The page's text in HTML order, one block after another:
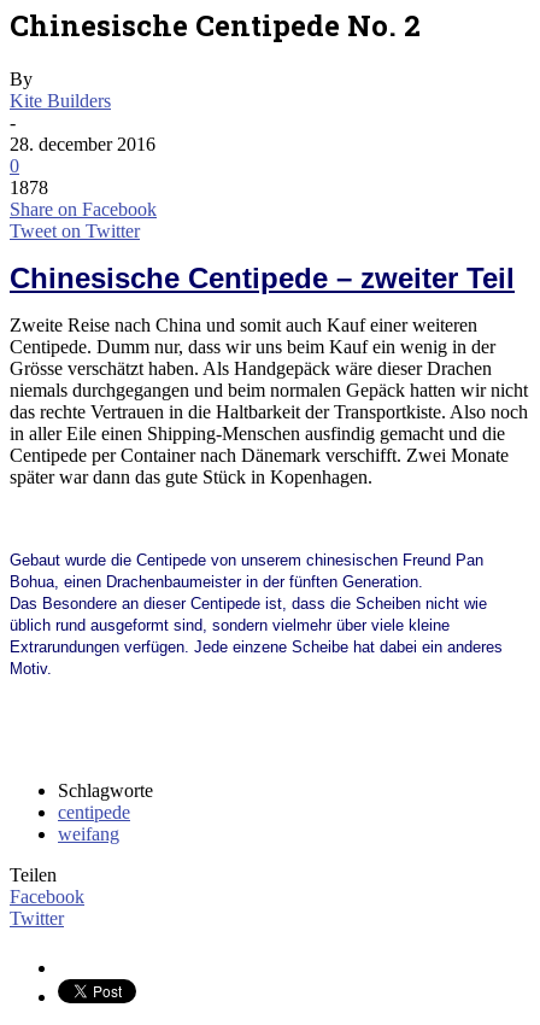
Chinesische Centipede No. 2
By
Kite Builders
-
28. december 2016
0
1878
Share on Facebook
Tweet on Twitter
Chinesische Centipede – zweiter Teil
Zweite Reise nach China und somit auch Kauf einer weiteren
Centipede. Dumm nur, dass wir uns beim Kauf ein wenig in der
Grösse verschätzt haben. Als Handgepäck wäre dieser Drachen
niemals durchgegangen und beim normalen Gepäck hatten wir nicht
das rechte Vertrauen in die Haltbarkeit der Transportkiste. Also noch
in aller Eile einen Shipping-Menschen ausfindig gemacht und die
Centipede per Container nach Dänemark verschifft. Zwei Monate
später war dann das gute Stück in Kopenhagen.
Gebaut wurde die Centipede von unserem chinesischen Freund Pan
Bohua, einen Drachenbaumeister in der fünften Generation.
Das Besondere an dieser Centipede ist, dass die Scheiben nicht wie
üblich rund ausgeformt sind, sondern vielmehr über viele kleine
Extrarundungen verfügen. Jede einzene Scheibe hat dabei ein anderes
Motiv.
Schlagworte
centipede
weifang
Teilen
Facebook
Twitter